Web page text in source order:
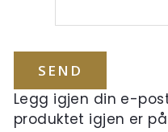
Legg igjen din e-
produktet igjen er